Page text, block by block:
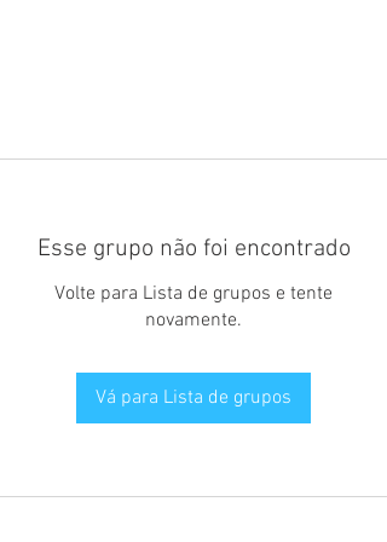
Esse grupo não foi encontrado
Volte para Lista de grupos e tente
novamente.
Vá para Lista de grupos